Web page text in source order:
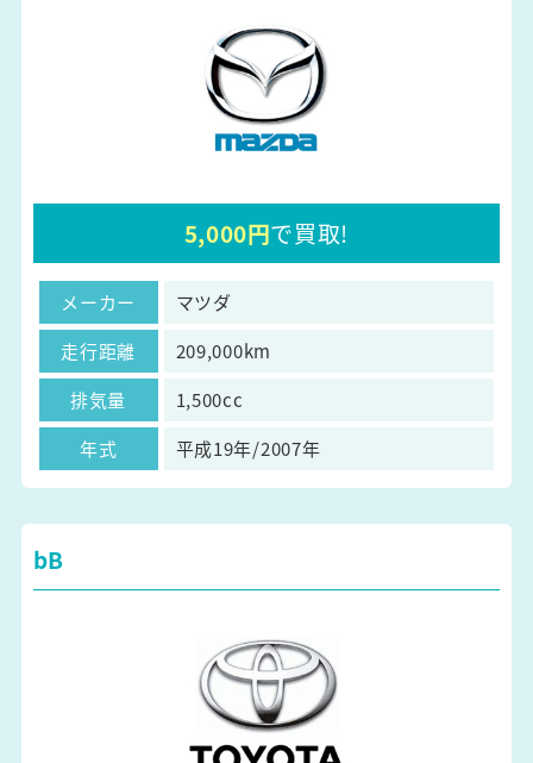
5,000円で買取!
メーカー
マツダ
走行距離
209,000km
排気量
1,500cc
年式
平成19年/2007年
bB